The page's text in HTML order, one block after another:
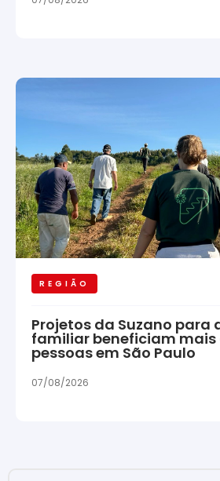
REGIÃO
Projetos da Suzano para
familiar beneficiam mais
pessoas em São Paulo
07/08/2026